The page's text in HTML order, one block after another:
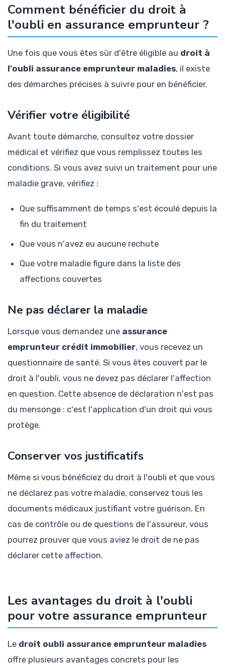
Comment bénéficier du droit à
l'oubli en assurance emprunteur ?
Une fois que vous êtes sûr d'être éligible au droit à
l'oubli assurance emprunteur maladies, il existe
des démarches précises à suivre pour en bénéficier.
Vérifier votre éligibilité
Avant toute démarche, consultez votre dossier
médical et vérifiez que vous remplissez toutes les
conditions. Si vous avez suivi un traitement pour une
maladie grave, vérifiez :
Que suffisamment de temps s'est écoulé depuis la
fin du traitement
Que vous n'avez eu aucune rechute
Que votre maladie figure dans la liste des
affections couvertes
Ne pas déclarer la maladie
Lorsque vous demandez une assurance
emprunteur crédit immobilier, vous recevez un
questionnaire de santé. Si vous êtes couvert par le
droit à l'oubli, vous ne devez pas déclarer l'affection
en question. Cette absence de déclaration n'est pas
du mensonge : c'est l'application d'un droit qui vous
protège.
Conserver vos justificatifs
Même si vous bénéficiez du droit à l'oubli et que vous
ne déclarez pas votre maladie, conservez tous les
documents médicaux justifiant votre guérison. En
cas de contrôle ou de questions de l'assureur, vous
pourrez prouver que vous aviez le droit de ne pas
déclarer cette affection.
Les avantages du droit à l'oubli
pour votre assurance emprunteur
Le droit oubli assurance emprunteur maladies
offre plusieurs avantages concrets pour les